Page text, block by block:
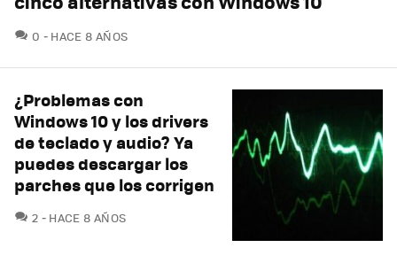
0 COMENTARIOS
HACE 8 AÑOS
¿Problemas con
Windows 10 y los drivers
de teclado y audio? Ya
puedes descargar los
parches que los corrigen
2 COMENTARIOS
HACE 8 AÑOS